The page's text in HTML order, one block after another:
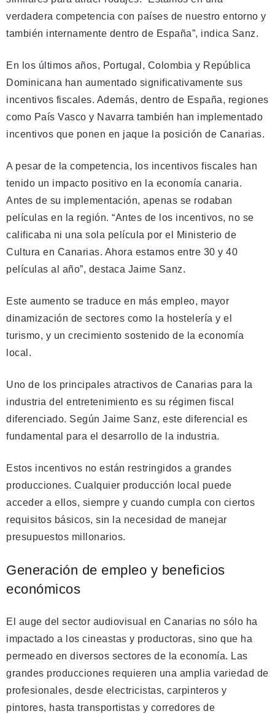
verdadera competencia con países de nuestro entorno y
también internamente dentro de España”, indica Sanz.
En los últimos años, Portugal, Colombia y República
Dominicana han aumentado significativamente sus
incentivos fiscales. Además, dentro de España, regiones
como País Vasco y Navarra también han implementado
incentivos que ponen en jaque la posición de Canarias.
A pesar de la competencia, los incentivos fiscales han
tenido un impacto positivo en la economía canaria.
Antes de su implementación, apenas se rodaban
películas en la región. “Antes de los incentivos, no se
calificaba ni una sola película por el Ministerio de
Cultura en Canarias. Ahora estamos entre 30 y 40
películas al año”, destaca Jaime Sanz.
Este aumento se traduce en más empleo, mayor
dinamización de sectores como la hostelería y el
turismo, y un crecimiento sostenido de la economía
local.
Uno de los principales atractivos de Canarias para la
industria del entretenimiento es su régimen fiscal
diferenciado. Según Jaime Sanz, este diferencial es
fundamental para el desarrollo de la industria.
Estos incentivos no están restringidos a grandes
producciones. Cualquier producción local puede
acceder a ellos, siempre y cuando cumpla con ciertos
requisitos básicos, sin la necesidad de manejar
presupuestos millonarios.
Generación de empleo y beneficios
económicos
El auge del sector audiovisual en Canarias no sólo ha
impactado a los cineastas y productoras, sino que ha
permeado en diversos sectores de la economía. Las
grandes producciones requieren una amplia variedad de
profesionales, desde electricistas, carpinteros y
pintores, hasta transportistas y corredores de